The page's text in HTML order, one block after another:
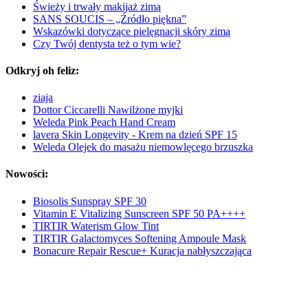
Świeży i trwały makijaż zimą
SANS SOUCIS – „Źródło piękna”
Wskazówki dotyczące pielęgnacji skóry zimą
Czy Twój dentysta też o tym wie?
Odkryj oh feliz:
ziaja
Dottor Ciccarelli Nawilżone myjki
Weleda Pink Peach Hand Cream
lavera Skin Longevity - Krem na dzień SPF 15
Weleda Olejek do masażu niemowlęcego brzuszka
Nowości:
Biosolis Sunspray SPF 30
Vitamin E Vitalizing Sunscreen SPF 50 PA++++
TIRTIR Waterism Glow Tint
TIRTIR Galactomyces Softening Ampoule Mask
Bonacure Repair Rescue+ Kuracja nabłyszczająca